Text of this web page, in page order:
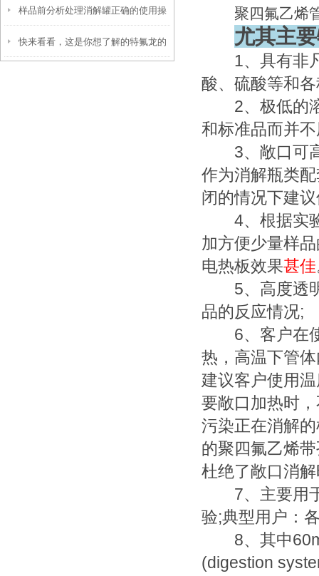
解决方案
样品前分析处理消解罐正确的使用操
作方法
快来看看，这是你想了解的特氟龙的
聚四氟乙烯
尤其主
1、具有非凡
酸、硫酸等和
2、极低的溶
和标准品而并
3、敞口可高
作为消解瓶类
闭的情况下建
4、根据实验
加方便少量样
电热板效果甚佳
5、高度透明
品的反应情况;
6、客户在使
热，高温下管
建议客户使用
要敞口加热时
污染正在消解
的聚四氟乙烯
杜绝了敞口消
7、主要用于
验;典型用户：
8、其中60ml
(digestion